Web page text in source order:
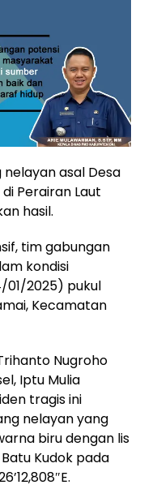
asal Desa
Perairan Laut
hasil.
tim gabungan
kondisi
01/2025) pukul
Kecamatan
Nugroho
Iptu Mulia
tragis ini
nelayan yang
biru dengan lis
Kudok pada